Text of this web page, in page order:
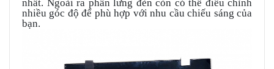
nhất. Ngoài ra phần lưng đèn còn có thể điều chỉnh
nhiều góc độ để phù hợp với nhu cầu chiếu sáng của
bạn.